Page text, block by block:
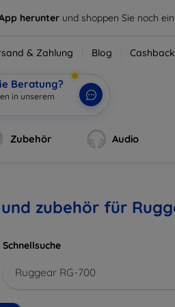
herunter und shoppen Sie noch
& Zahlung Blog Cashback
Beratung?
in unserem
Zubehör Audio
zubehör für
Schnellsuche
Ruggear RG-700